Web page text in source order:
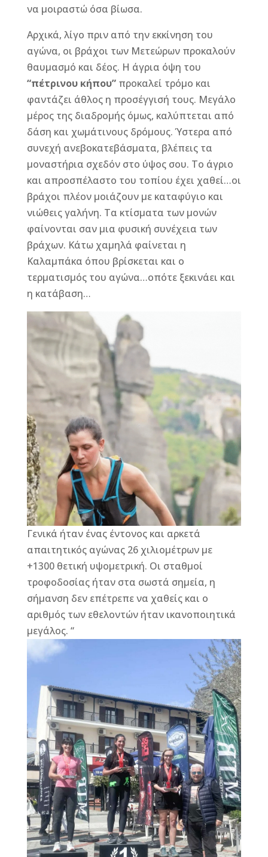
να μοιραστώ όσα βίωσα.
Αρχικά, λίγο πριν από την εκκίνηση του
αγώνα, οι βράχοι των Μετεώρων προκαλούν
θαυμασμό και δέος. Η άγρια όψη του
“πέτρινου κήπου”προκαλεί τρόμο και
φαντάζει άθλος η προσέγγισή τους. Μεγάλο
μέρος της διαδρομής όμως, καλύπτεται από
δάση και χωμάτινους δρόμους. Ύστερα από
συνεχή ανεβοκατεβάσματα, βλέπεις τα
μοναστήρια σχεδόν στο ύψος σου. Το άγριο
και απροσπέλαστο του τοπίου έχει χαθεί…οι
βράχοι πλέον μοιάζουν με καταφύγιο και
νιώθεις γαλήνη. Τα κτίσματα των μονών
φαίνονται σαν μια φυσική συνέχεια των
βράχων. Κάτω χαμηλά φαίνεται η
Καλαμπάκα όπου βρίσκεται και ο
τερματισμός του αγώνα…οπότε ξεκινάει και
η κατάβαση…
Γενικά ήταν ένας έντονος και αρκετά
απαιτητικός αγώνας 26 χιλιομέτρων με
+1300 θετική υψομετρική. Οι σταθμοί
τροφοδοσίας ήταν στα σωστά σημεία, η
σήμανση δεν επέτρεπε να χαθείς και ο
αριθμός των εθελοντών ήταν ικανοποιητικά
μεγάλος. “